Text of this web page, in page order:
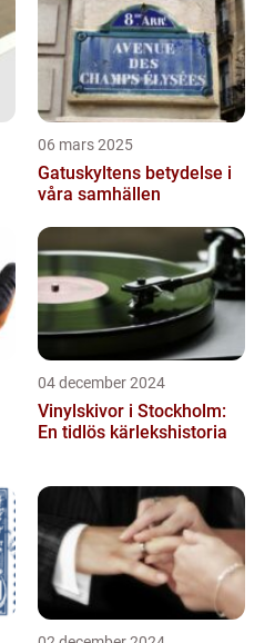
06 mars 2025
Gatuskyltens betydelse i
våra samhällen
04 december 2024
Vinylskivor i Stockholm:
En tidlös kärlekshistoria